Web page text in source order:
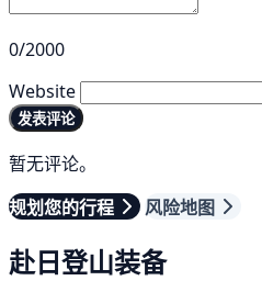
0/2000
Website
发表评论
暂无评论。
规划您的行程
风险地图
赴日登山装备